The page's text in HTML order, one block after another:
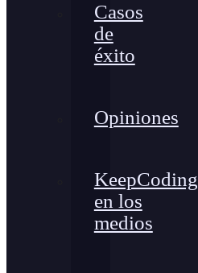
Casos
de
éxito
Opiniones
KeepCoding
en los
medios